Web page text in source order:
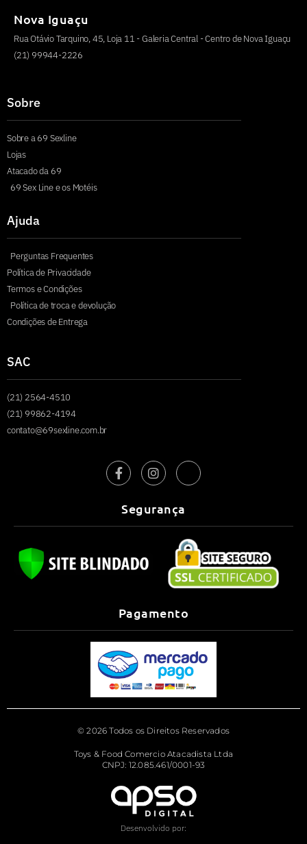
Nova Iguaçu
Rua Otávio Tarquino, 45, Loja 11 - Galeria Central - Centro de Nova Iguaçu
(21) 99944-2226
Sobre
Sobre a 69 Sexline
Lojas
Atacado da 69
69 Sex Line e os Motéis
Ajuda
Perguntas Frequentes
Política de Privacidade
Termos e Condições
Política de troca e devolução
Condições de Entrega
SAC
(21) 2564-4510
(21) 99862-4194
contato@69sexline.com.br
Segurança
Pagamento
© 2026 Todos os Direitos Reservados
Toys & Food Comercio Atacadista Ltda
CNPJ: 12.085.461/0001-93
Desenvolvido por: